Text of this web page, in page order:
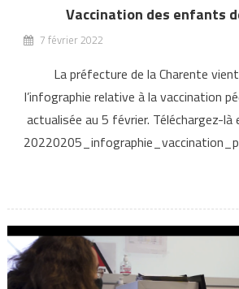
Vaccination des enfants
7 février 2022
La préfecture de la Charente
l’infographie relative à la vaccination
actualisée au 5 février. Téléchargez-là